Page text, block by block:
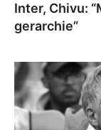
Inter, Chivu:
gerarchie”